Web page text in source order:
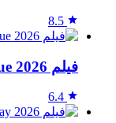
8.5
فيلم Rio de Sangue 2026 مترجم بدون إعلانات
6.4